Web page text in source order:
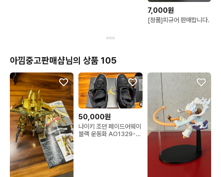
7,000원
[정품]피규어 판매합니다.
아낌중고판매샵님의 상품 105
50,000원
나이키 조던 페이드어웨이
블랙 운동화 AO1329-